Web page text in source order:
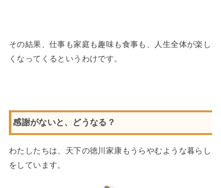
その結果、仕事も家庭も趣味も食事も、人生全体が楽し
くなってくるというわけです。
感謝がないと、どうなる？
わたしたちは、天下の徳川家康もうらやむような暮らし
をしています。